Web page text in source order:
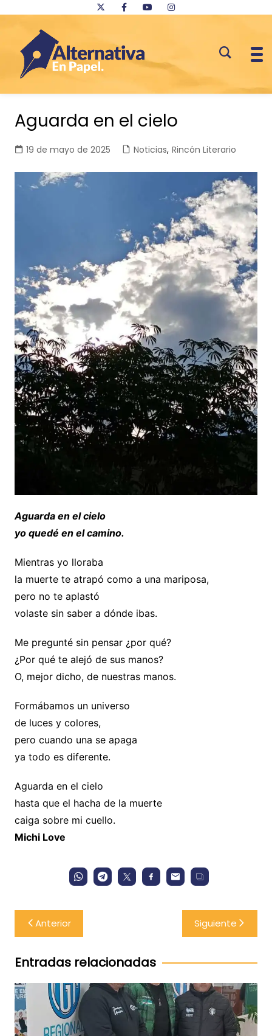
contenido
Aguarda en el cielo
19 de mayo de 2025 Noticias, Rincón Literario
Aguarda en el cielo
yo quedé en el camino.
Mientras yo lloraba
la muerte te atrapó como a una mariposa,
pero no te aplastó
volaste sin saber a dónde ibas.
Me pregunté sin pensar ¿por qué?
¿Por qué te alejó de sus manos?
O, mejor dicho, de nuestras manos.
Formábamos un universo
de luces y colores,
pero cuando una se apaga
ya todo es diferente.
Aguarda en el cielo
hasta que el hacha de la muerte
caiga sobre mi cuello.
Michi Love
Navegación
de
entradas
Anterior Siguiente
Entradas relacionadas